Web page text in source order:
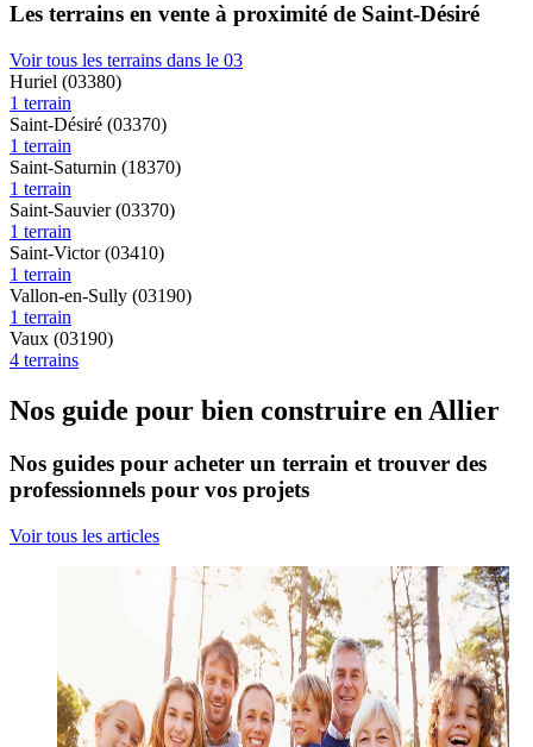
Les terrains en vente à proximité de Saint-Désiré
Voir tous les terrains dans le 03
Huriel (03380)
1 terrain
Saint-Désiré (03370)
1 terrain
Saint-Saturnin (18370)
1 terrain
Saint-Sauvier (03370)
1 terrain
Saint-Victor (03410)
1 terrain
Vallon-en-Sully (03190)
1 terrain
Vaux (03190)
4 terrains
Nos guide pour bien construire en Allier
Nos guides pour acheter un terrain et trouver des
professionnels pour vos projets
Voir tous les articles